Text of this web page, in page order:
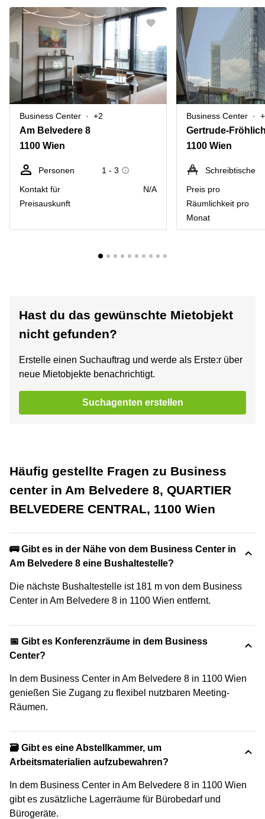
Business Center +2
Am Belvedere 8
1100 Wien
Personen
1 - 3
Kontakt für
Preisauskunft
N/A
Business Center
1100 Wien
Schreibtische
Preis pro
Räumlichkeit pro
Monat
Hast du das gewünschte Mietobjekt
nicht gefunden?
Erstelle einen Suchauftrag und werde als Erste:r über
neue Mietobjekte benachrichtigt.
Suchagenten erstellen
Häufig gestellte Fragen zu Business
center in Am Belvedere 8, QUARTIER
BELVEDERE CENTRAL, 1100 Wien
🚌 Gibt es in der Nähe von dem Business Center in
Am Belvedere 8 eine Bushaltestelle?
Die nächste Bushaltestelle ist 181 m von dem Business
Center in Am Belvedere 8 in 1100 Wien entfernt.
📅 Gibt es Konferenzräume in dem Business
Center?
In dem Business Center in Am Belvedere 8 in 1100 Wien
genießen Sie Zugang zu flexibel nutzbaren Meeting-
Räumen.
🗃️ Gibt es eine Abstellkammer, um
Arbeitsmaterialien aufzubewahren?
In dem Business Center in Am Belvedere 8 in 1100 Wien
gibt es zusätzliche Lagerräume für Bürobedarf und
Bürogeräte.